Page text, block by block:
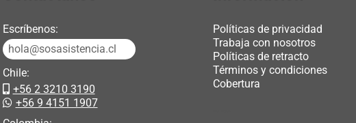
Escríbenos:
hola@sosasistencia.cl
Chile:
+56 2 3210 3190
+56 9 4151 1907
Políticas de privacidad
Trabaja con nosotros
Políticas de retracto
Términos y condiciones
Cobertura